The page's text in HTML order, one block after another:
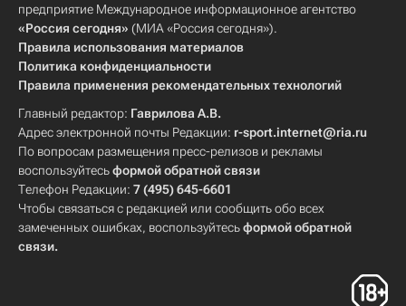
предприятие Международное информационное агентство
«Россия сегодня» (МИА «Россия сегодня»).
Правила использования материалов
Политика конфиденциальности
Правила применения рекомендательных технологий
Главный редактор: Гаврилова А.В.
Адрес электронной почты Редакции: r-sport.internet@ria.ru
По вопросам размещения пресс-релизов и рекламы
воспользуйтесьформой обратной связи
Телефон Редакции: 7 (495) 645-6601
Чтобы связаться с редакцией или сообщить обо всех
замеченных ошибках, воспользуйтесьформой обратной
связи.